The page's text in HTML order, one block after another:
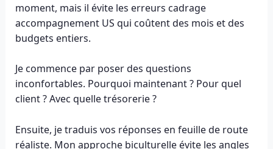
moment, mais il évite les erreurs cadrage
accompagnement US qui coûtent des mois et des
budgets entiers.
Je commence par poser des questions
inconfortables. Pourquoi maintenant ? Pour quel
client ? Avec quelle trésorerie ?
Ensuite, je traduis vos réponses en feuille de route
réaliste. Mon approche bicultu­relle évite les angles